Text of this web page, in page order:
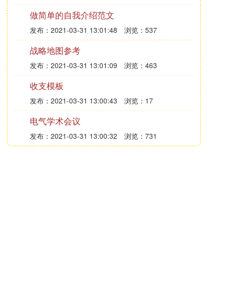
做简单的自我介绍范文
发布：2021-03-31 13:01:48 浏览：537
战略地图参考
发布：2021-03-31 13:01:09 浏览：463
收支模板
发布：2021-03-31 13:00:43 浏览：17
电气学术会议
发布：2021-03-31 13:00:32 浏览：731